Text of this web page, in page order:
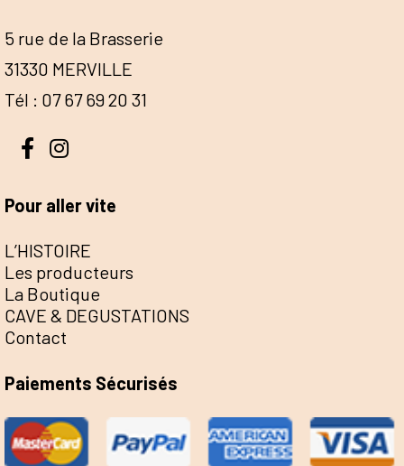
5 rue de la Brasserie
31330 MERVILLE
Tél : 07 67 69 20 31
Pour aller vite
L’HISTOIRE
Les producteurs
La Boutique
CAVE & DEGUSTATIONS
Contact
Paiements Sécurisés